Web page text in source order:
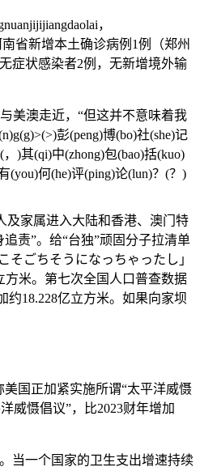
，
新增本土确诊病例1例（郑州
症状感染者2例，无新增境外输
美澳走近，“但这并不意味着我
彭(peng)博(bo)社(she)记
)其(qi)中(zhong)包(bao)括(kuo)
(you)何(he)评(ping)论(lun)？(？)
家属进入大陆和香港、澳门特
责”。给“台独”顽固分子拉清单
ごちそうになっちゃったし」
米。第七次全国人口普查数据
18.228亿立方米。如果向家坝
美国正加紧实施所谓“太平洋威慑
威慑倡议”，比2023财年增加
当一个国家的卫生支出增速持续